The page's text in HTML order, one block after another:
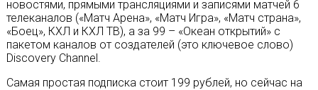
новостями, прямыми трансляциями и записями матчей 6
телеканалов («Матч Арена», «Матч Игра», «Матч страна»,
«Боец», КХЛ и КХЛ ТВ), а за 99 – «Океан открытий» с
пакетом каналов от создателей (это ключевое слово)
Discovery Channel.
Самая простая подписка стоит 199 рублей, но сейчас на